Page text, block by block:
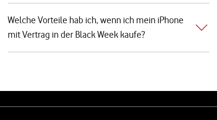
Welche Vorteile hab ich, wenn ich mein iPhone
mit Vertrag in der Black Week kaufe?